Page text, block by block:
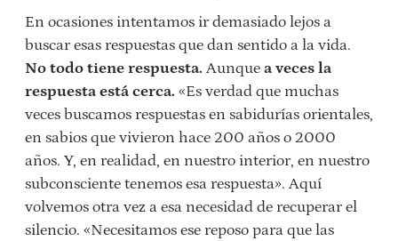
En ocasiones intentamos ir demasiado lejos a
buscar esas respuestas que dan sentido a la vida.
No todo tiene respuesta. Aunque a veces la
respuesta está cerca. «Es verdad que muchas
veces buscamos respuestas en sabidurías orientales,
en sabios que vivieron hace 200 años o 2000
años. Y, en realidad, en nuestro interior, en nuestro
subconsciente tenemos esa respuesta». Aquí
volvemos otra vez a esa necesidad de recuperar el
silencio. «Necesitamos ese reposo para que las